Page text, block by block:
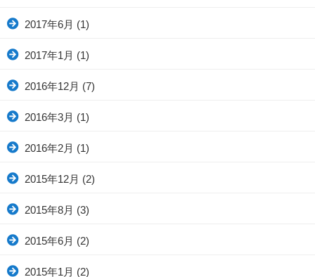
2017年6月 (1)
2017年1月 (1)
2016年12月 (7)
2016年3月 (1)
2016年2月 (1)
2015年12月 (2)
2015年8月 (3)
2015年6月 (2)
2015年1月 (2)